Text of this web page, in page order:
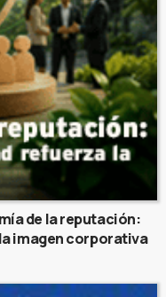
de la reputación:
imagen corporativa